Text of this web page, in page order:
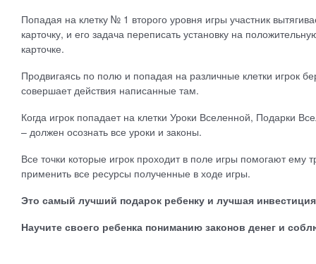
Попадая на клетку № 1 второго уровня игры участник
карточку, и его задача переписать установку на
карточке.
Продвигаясь по полю и попадая на различные клетки игрок
совершает действия написанные там.
Когда игрок попадает на клетки Уроки Вселенной, Подарки
– должен осознать все уроки и законы.
Все точки которые игрок проходит в поле игры помогают ему
применить все ресурсы полученные в ходе игры.
Это самый лучший подарок ребенку и лучшая
Научите своего ребенка пониманию законов денег и